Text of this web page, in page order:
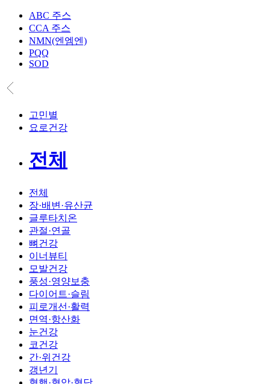
ABC 주스
CCA 주스
NMN(엔엠엔)
PQQ
SOD
고민별
요로건강
전체
전체
장·배변·유산균
글루타치온
관절·연골
뼈건강
이너뷰티
모발건강
풍성·영양보충
다이어트·슬림
피로개선·활력
면역·항산화
눈건강
코건강
간·위건강
갱년기